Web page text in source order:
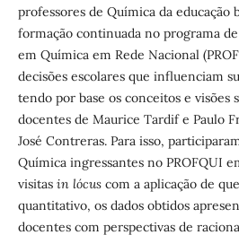
professores de Química da educação
formação continuada no programa
em Química em Rede Nacional
decisões escolares que influenciam
tendo por base os conceitos e visões
docentes de Maurice Tardif e Paulo
José Contreras. Para isso,
Química ingressantes no PROFQUI
visitas in lócuscom a aplicação de
quantitativo, os dados obtidos
docentes com perspectivas de